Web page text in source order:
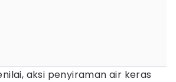
aksi penyiraman air keras